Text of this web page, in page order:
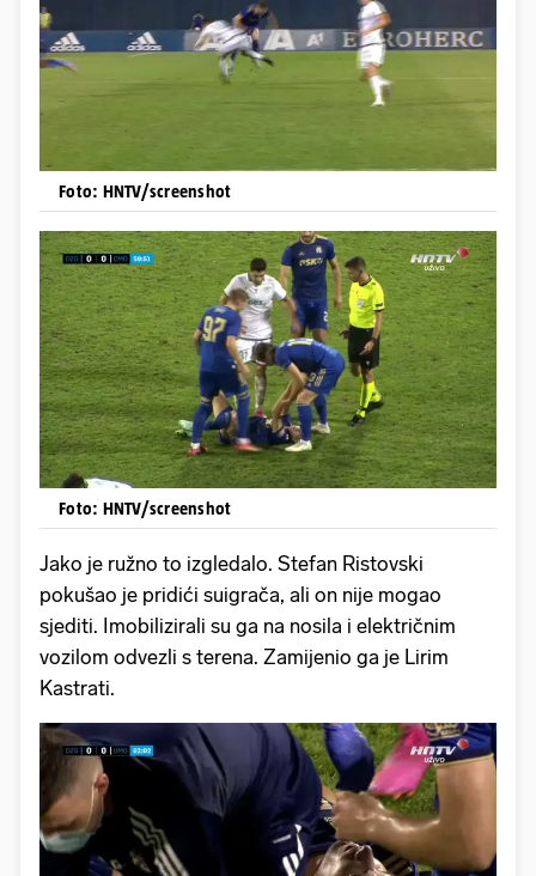
Foto: HNTV/screenshot
Foto: HNTV/screenshot
Jako je ružno to izgledalo. Stefan Ristovski
pokušao je pridići suigrača, ali on nije mogao
sjediti. Imobilizirali su ga na nosila i električnim
vozilom odvezli s terena. Zamijenio ga je Lirim
Kastrati.